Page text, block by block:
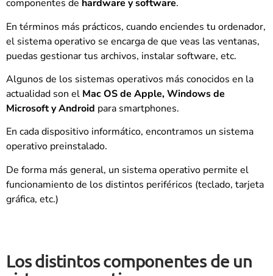
componentes de hardware y software.
En términos más prácticos, cuando enciendes tu ordenador,
el sistema operativo se encarga de que veas las ventanas,
puedas gestionar tus archivos, instalar software, etc.
Algunos de los sistemas operativos más conocidos en la
actualidad son el Mac OS de Apple, Windows de
Microsoft y Android para smartphones.
En cada dispositivo informático, encontramos un sistema
operativo preinstalado.
De forma más general, un sistema operativo permite el
funcionamiento de los distintos periféricos (teclado, tarjeta
gráfica, etc.)
Los distintos componentes de un